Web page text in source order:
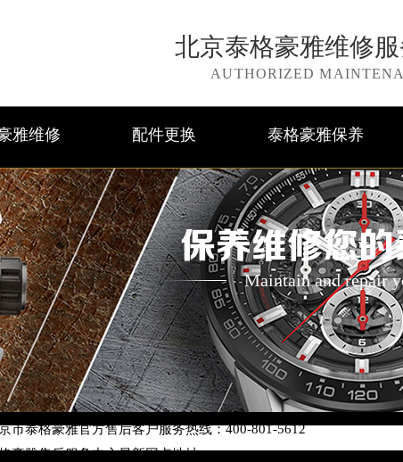
北京泰格豪雅维修
AUTHORIZED
雅维修 配件更换 泰格豪雅保养
保养维修您
Maintain and repair
豪雅北京市售后服务网络优化升级公告
市泰格豪雅官方售后客户服务热线：400-801-5612
豪雅售后服务中心最新网点地址：